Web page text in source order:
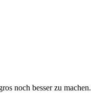
noch besser zu machen.